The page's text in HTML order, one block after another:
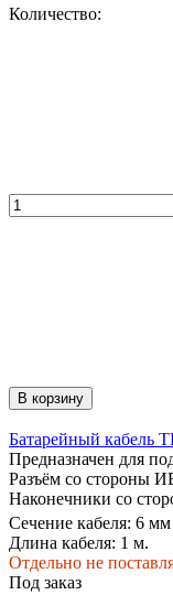
Количество:
В корзину
Батарейный кабель
Предназначен для
Разъём со стороны
Наконечники со
Сечение кабеля: 6 мм
Длина кабеля: 1 м.
Отдельно не
Под заказ